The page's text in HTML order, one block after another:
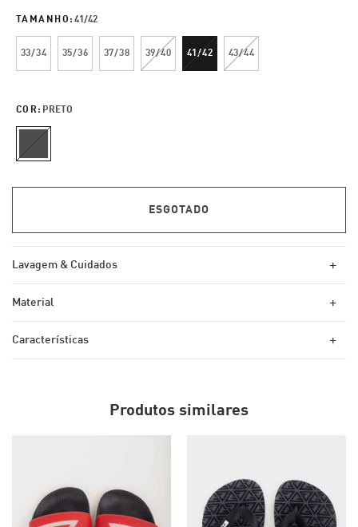
TAMANHO: 41/42
33/34 35/36 37/38 39/40 41/42 43/44
COR: PRETO
Lavagem & Cuidados +
Material +
Características +
Produtos similares